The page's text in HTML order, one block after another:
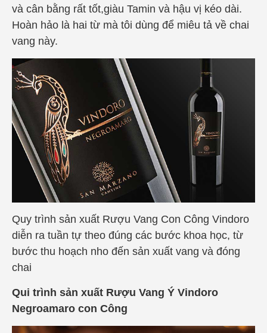
và cân bằng rất tốt,giàu Tamin và hậu vị kéo dài.
Hoàn hảo là hai từ mà tôi dùng để miêu tả về chai
vang này.
Quy trình sản xuất Rượu Vang Con Công Vindoro
diễn ra tuần tự theo đúng các bước khoa học, từ
bước thu hoạch nho đến sản xuất vang và đóng
chai
Qui trình sản xuất Rượu Vang Ý Vindoro
Negroamaro con Công